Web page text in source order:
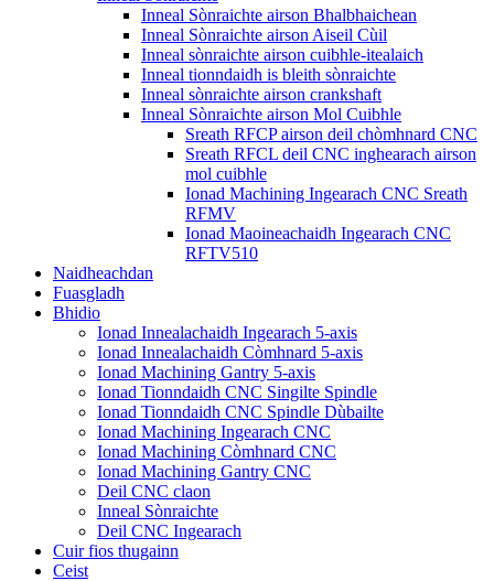
Inneal Sònraichte airson Bhalbhaichean
Inneal Sònraichte airson Aiseil Cùil
Inneal sònraichte airson cuibhle-itealaich
Inneal tionndaidh is bleith sònraichte
Inneal sònraichte airson crankshaft
Inneal Sònraichte airson Mol Cuibhle
Sreath RFCP airson deil chòmhnard CNC
Sreath RFCL deil CNC inghearach airson
mol cuibhle
Ionad Machining Ingearach CNC Sreath
RFMV
Ionad Maoineachaidh Ingearach CNC
RFTV510
Naidheachdan
Fuasgladh
Bhidio
Ionad Innealachaidh Ingearach 5-axis
Ionad Innealachaidh Còmhnard 5-axis
Ionad Machining Gantry 5-axis
Ionad Tionndaidh CNC Singilte Spindle
Ionad Tionndaidh CNC Spindle Dùbailte
Ionad Machining Ingearach CNC
Ionad Machining Còmhnard CNC
Ionad Machining Gantry CNC
Deil CNC claon
Inneal Sònraichte
Deil CNC Ingearach
Cuir fios thugainn
Ceist